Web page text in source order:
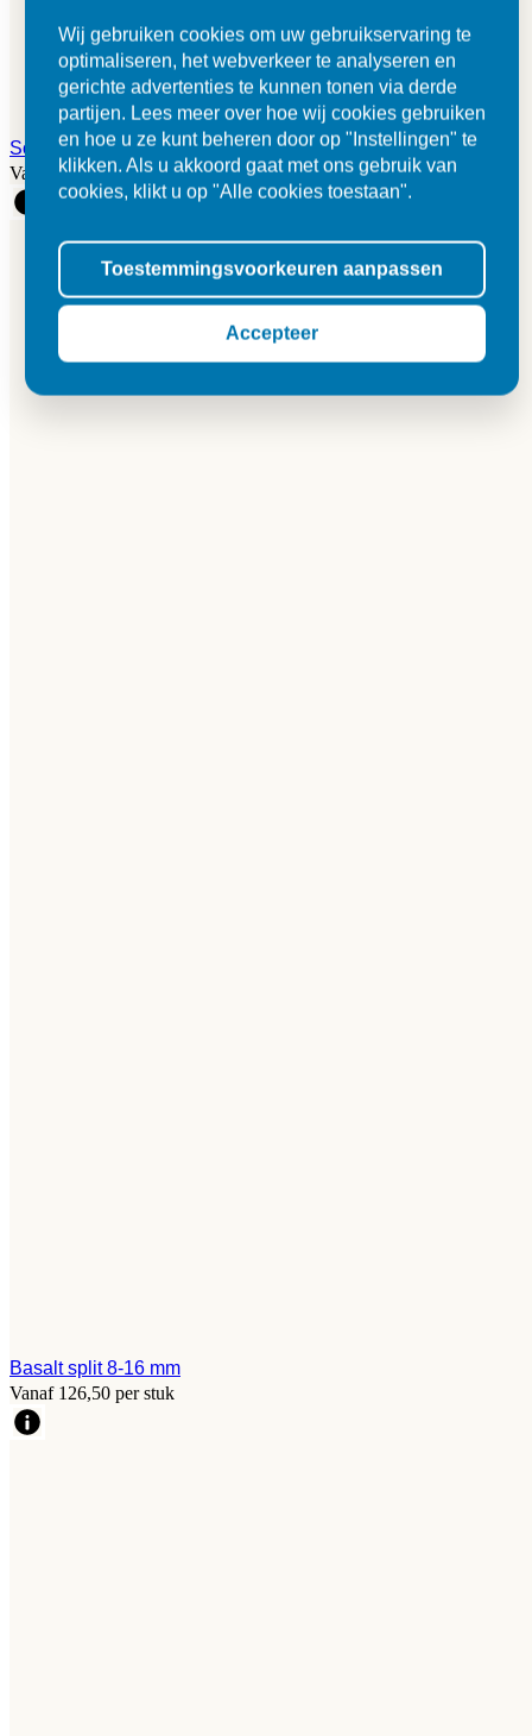
Solido Ceramica 30MM Metropole Beige
Vanaf 65,50 per m²
Basalt split 8-16 mm
Vanaf 126,50 per stuk
Wij gebruiken cookies om uw gebruikservaring te
optimaliseren, het webverkeer te analyseren en
gerichte advertenties te kunnen tonen via derde
partijen. Lees meer over hoe wij cookies gebruiken
en hoe u ze kunt beheren door op "Instellingen" te
klikken. Als u akkoord gaat met ons gebruik van
cookies, klikt u op "Alle cookies toestaan".
Toestemmingsvoorkeuren aanpassen
Accepteer